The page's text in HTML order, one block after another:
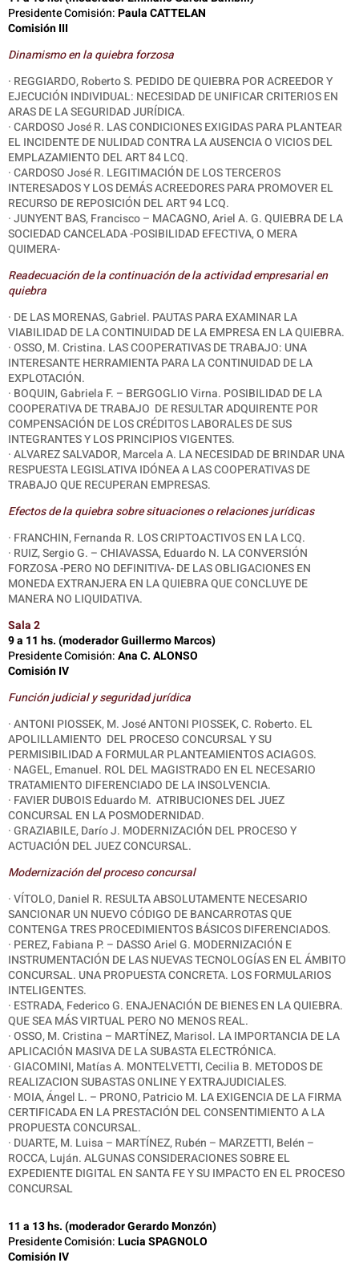
Presidente Comisión:Paula CATTELAN
Comisión III
Dinamismo en la quiebra forzosa
· REGGIARDO, Roberto S. PEDIDO DE QUIEBRA POR ACREEDOR Y
EJECUCIÓN INDIVIDUAL: NECESIDAD DE UNIFICAR CRITERIOS EN
ARAS DE LA SEGURIDAD JURÍDICA.
·CARDOSO José R. LAS CONDICIONES EXIGIDAS PARA PLANTEAR
EL INCIDENTE DE NULIDAD CONTRA LA AUSENCIA O VICIOS DEL
EMPLAZAMIENTO DEL ART 84 LCQ.
· CARDOSO José R. LEGITIMACIÓN DE LOS TERCEROS
INTERESADOS Y LOS DEMÁS ACREEDORES PARA PROMOVER EL
RECURSO DE REPOSICIÓN DEL ART 94 LCQ.
· JUNYENT BAS, Francisco – MACAGNO, Ariel A. G. QUIEBRA DE LA
SOCIEDAD CANCELADA -POSIBILIDAD EFECTIVA, O MERA
QUIMERA-
Readecuación de la continuación de la actividad empresarial en
quiebra
· DE LAS MORENAS, Gabriel. PAUTAS PARA EXAMINAR LA
VIABILIDAD DE LA CONTINUIDAD DE LA EMPRESA EN LA QUIEBRA.
· OSSO, M. Cristina. LAS COOPERATIVAS DE TRABAJO: UNA
INTERESANTE HERRAMIENTA PARA LA CONTINUIDAD DE LA
EXPLOTACIÓN.
· BOQUIN, Gabriela F. – BERGOGLIO Virna. POSIBILIDAD DE LA
COOPERATIVA DE TRABAJO DE RESULTAR ADQUIRENTE POR
COMPENSACIÓN DE LOS CRÉDITOS LABORALES DE SUS
INTEGRANTES Y LOS PRINCIPIOS VIGENTES.
· ALVAREZ SALVADOR, Marcela A. LA NECESIDAD DE BRINDAR UNA
RESPUESTA LEGISLATIVA IDÓNEA A LAS COOPERATIVAS DE
TRABAJO QUE RECUPERAN EMPRESAS.
Efectos de la quiebra sobre situaciones o relaciones jurídicas
· FRANCHIN, Fernanda R. LOS CRIPTOACTIVOS EN LA LCQ.
· RUIZ, Sergio G. – CHIAVASSA, Eduardo N. LA CONVERSIÓN
FORZOSA -PERO NO DEFINITIVA- DE LAS OBLIGACIONES EN
MONEDA EXTRANJERA EN LA QUIEBRA QUE CONCLUYE DE
MANERA NO LIQUIDATIVA.
Sala 2
9 a 11 hs. (moderador Guillermo Marcos)
Presidente Comisión:Ana C. ALONSO
Comisión IV
Función judicial y seguridad jurídica
· ANTONI PIOSSEK, M. José ANTONI PIOSSEK, C. Roberto. EL
APOLILLAMIENTO DEL PROCESO CONCURSAL Y SU
PERMISIBILIDAD A FORMULAR PLANTEAMIENTOS ACIAGOS.
· NAGEL, Emanuel. ROL DEL MAGISTRADO EN EL NECESARIO
TRATAMIENTO DIFERENCIADO DE LA INSOLVENCIA.
· FAVIER DUBOIS Eduardo M. ATRIBUCIONES DEL JUEZ
CONCURSAL EN LA POSMODERNIDAD.
· GRAZIABILE, Darío J. MODERNIZACIÓN DEL PROCESO Y
ACTUACIÓN DEL JUEZ CONCURSAL.
Modernización del proceso concursal
· VÍTOLO, Daniel R. RESULTA ABSOLUTAMENTE NECESARIO
SANCIONAR UN NUEVO CÓDIGO DE BANCARROTAS QUE
CONTENGA TRES PROCEDIMIENTOS BÁSICOS DIFERENCIADOS.
· PEREZ, Fabiana P. – DASSO Ariel G. MODERNIZACIÓN E
INSTRUMENTACIÓN DE LAS NUEVAS TECNOLOGÍAS EN EL ÁMBITO
CONCURSAL. UNA PROPUESTA CONCRETA. LOS FORMULARIOS
INTELIGENTES.
· ESTRADA, Federico G. ENAJENACIÓN DE BIENES EN LA QUIEBRA.
QUE SEA MÁS VIRTUAL PERO NO MENOS REAL.
· OSSO, M. Cristina – MARTÍNEZ, Marisol. LA IMPORTANCIA DE LA
APLICACIÓN MASIVA DE LA SUBASTA ELECTRÓNICA.
· GIACOMINI, Matías A. MONTELVETTI, Cecilia B. METODOS DE
REALIZACION SUBASTAS ONLINE Y EXTRAJUDICIALES.
· MOIA, Ángel L. – PRONO, Patricio M. LA EXIGENCIA DE LA FIRMA
CERTIFICADA EN LA PRESTACIÓN DEL CONSENTIMIENTO A LA
PROPUESTA CONCURSAL.
· DUARTE, M. Luisa – MARTÍNEZ, Rubén – MARZETTI, Belén –
ROCCA, Luján. ALGUNAS CONSIDERACIONES SOBRE EL
EXPEDIENTE DIGITAL EN SANTA FE Y SU IMPACTO EN EL PROCESO
CONCURSAL
11 a 13 hs. (moderador Gerardo Monzón)
Presidente Comisión:Lucia SPAGNOLO
Comisión IV